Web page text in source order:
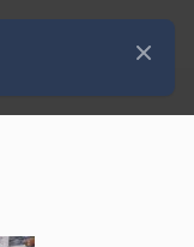
Zamknij